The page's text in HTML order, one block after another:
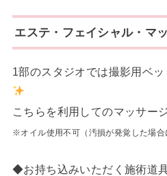
エステ・フェイシャル・マ
1部のスタジオでは撮影用ベ
こちらを利用してのマッサー
※オイル使用不可（汚損が発覚した場合
◆お持ち込みいただく施術道